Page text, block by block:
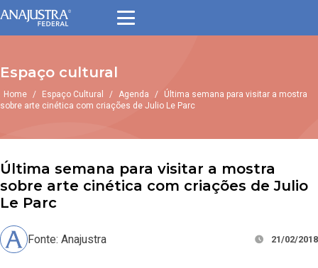
Espaço cultural
Home / Espaço Cultural / Agenda /
Última semana para visitar a mostra
sobre arte cinética com criações de Julio Le Parc
Última semana para visitar a mostra
sobre arte cinética com criações de Julio
Le Parc
Fonte: Anajustra 21/02/2018